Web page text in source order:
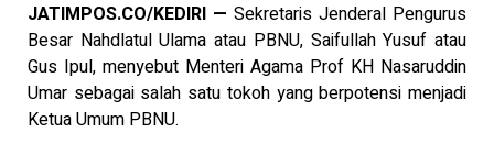
JATIMPOS.CO/KEDIRI — Sekretaris Jenderal Pengurus
Besar Nahdlatul Ulama atau PBNU, Saifullah Yusuf atau
Gus Ipul, menyebut Menteri Agama Prof KH Nasaruddin
Umar sebagai salah satu tokoh yang berpotensi menjadi
Ketua Umum PBNU.